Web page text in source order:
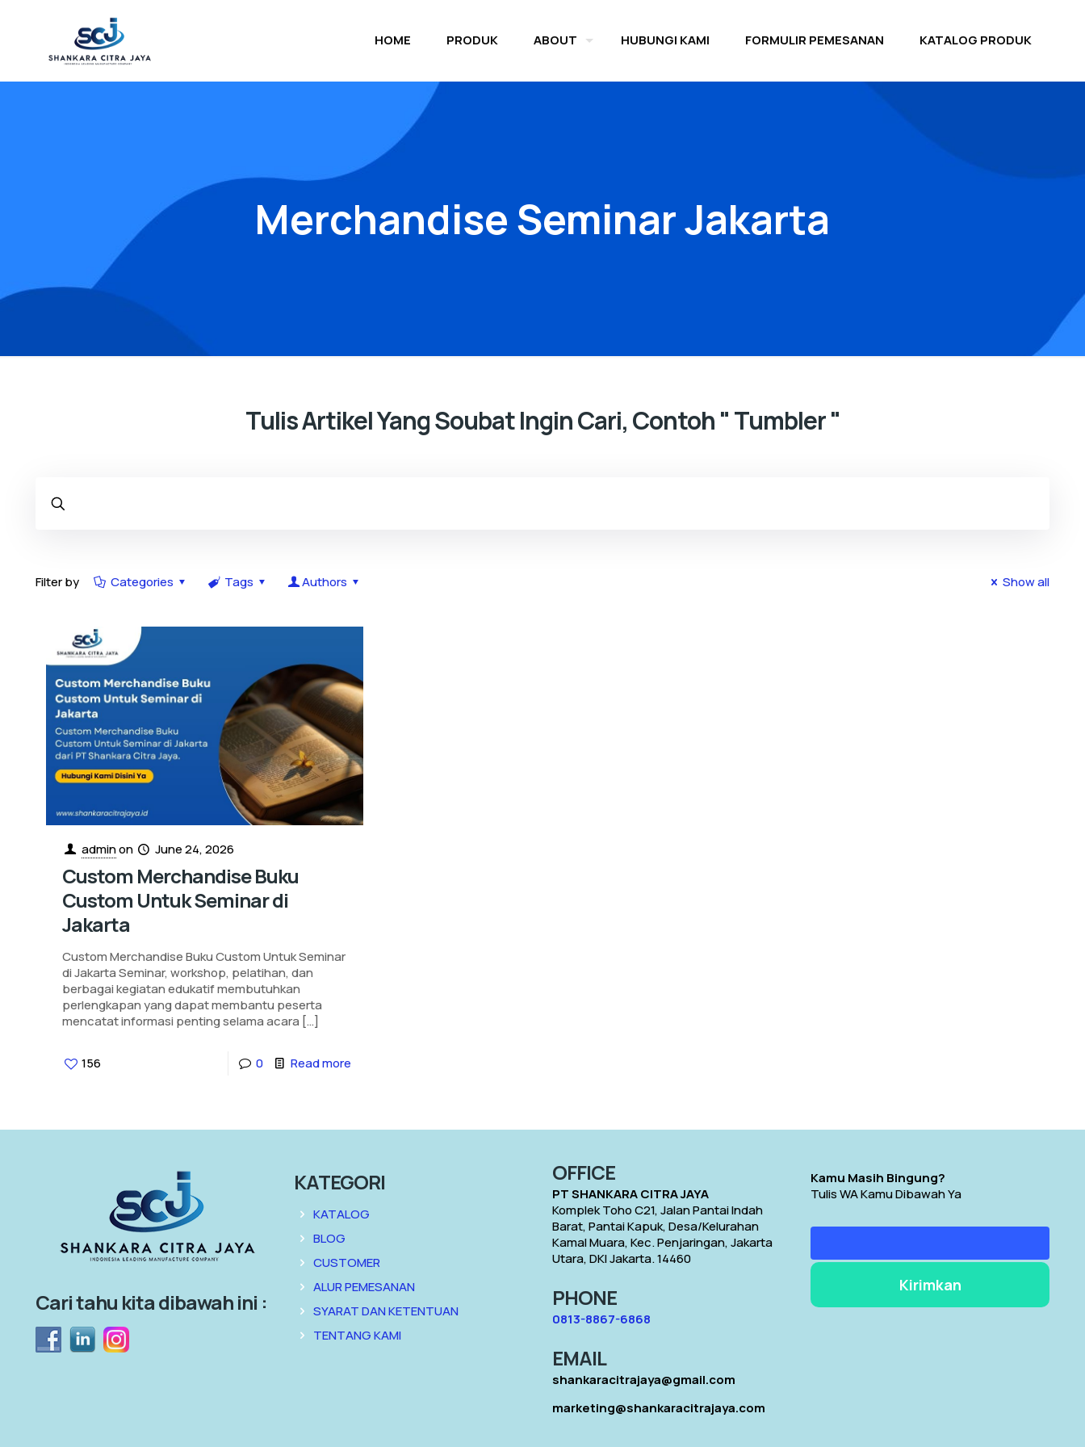
HOME PRODUK ABOUT HUBUNGI KAMI FORMULIR PEMESANAN KATALOG PRODUK
Merchandise Seminar Jakarta
Tulis Artikel Yang Soubat Ingin Cari, Contoh " Tumbler "
Filter by Categories Tags Authors Show all
adminon June 24, 2026
Custom Merchandise Buku
Custom Untuk Seminar di
Jakarta
Custom Merchandise Buku Custom Untuk Seminar
di Jakarta Seminar, workshop, pelatihan, dan
berbagai kegiatan edukatif membutuhkan
perlengkapan yang dapat membantu peserta
mencatat informasi penting selama acara […]
156 0 Read more
Cari tahu kita dibawah ini :
KATEGORI
KATALOG
BLOG
CUSTOMER
ALUR PEMESANAN
SYARAT DAN KETENTUAN
TENTANG KAMI
OFFICE
PT SHANKARA CITRA JAYA
Komplek Toho C21, Jalan Pantai Indah
Barat, Pantai Kapuk, Desa/Kelurahan
Kamal Muara, Kec. Penjaringan, Jakarta
Utara, DKI Jakarta. 14460
PHONE
0813-8867-6868
EMAIL
shankaracitrajaya@gmail.com
marketing@shankaracitrajaya.com
Kamu Masih Bingung?
Tulis WA Kamu Dibawah Ya